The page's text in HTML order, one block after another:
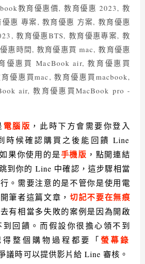
電腦版 ，此時下方會需要你登入
時候確認購買之後能回饋 Line
果你使用的是手機版 ，點開連結
到你的 Line 中確認，這步驟相當
。需要注意的是不管你是使用電
筆者這篇文章， 切記不要在無痕
去有相當多失敗的案例是因為開啟
回饋。而假設你很擔心領不到
得整個購物過程都要「螢幕錄
議時可以提供影片給 Line審核。